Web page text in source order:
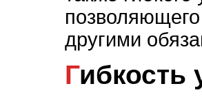
другими
Гибкость учебного процесса на